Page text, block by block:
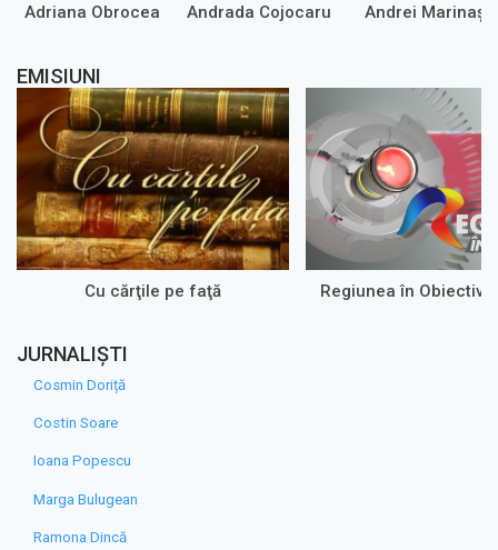
Adriana Obrocea Andrada Cojocaru Andrei Marinaș
EMISIUNI
Cu cărţile pe faţă Regiunea în Obiectiv
JURNALIȘTI
Cosmin Doriță
Costin Soare
Ioana Popescu
Marga Bulugean
Ramona Dincă